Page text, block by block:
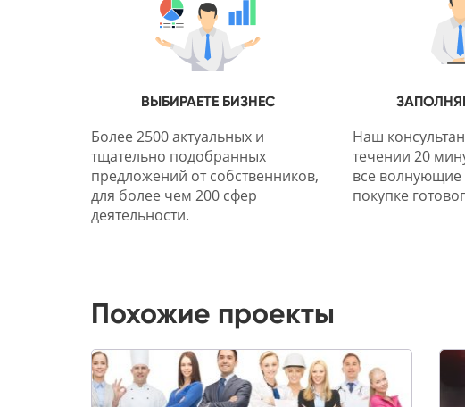
ВЫБИРАЕТЕ БИЗНЕС
Более 2500 актуальных и
тщательно подобранных
предложений от собственников,
для более чем 200 сфер
деятельности.
Наш
течении 20
все волнующие
покупке
Похожие проекты